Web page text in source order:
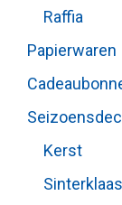
Raffia
Papierwaren
Kerst
Sinterklaas